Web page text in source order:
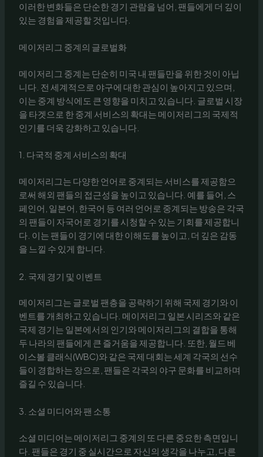
이러한 변화들은 단순한 경기 관람을 넘어, 팬들에게 더 깊이
있는 경험을 제공할 것입니다.
메이저리그 중계의 글로벌화
메이저리그 중계는 단순히 미국 내 팬들만을 위한 것이 아닙
니다. 전 세계적으로 야구에 대한 관심이 높아지고 있으며,
이는 중계 방식에도 큰 영향을 미치고 있습니다. 글로벌 시장
을 타겟으로 한 중계 서비스의 확대는 메이저리그의 국제적
인기를 더욱 강화하고 있습니다.
1. 다국적 중계 서비스의 확대
메이저리그는 다양한 언어로 중계되는 서비스를 제공함으
로써 해외 팬들의 접근성을 높이고 있습니다. 예를 들어, 스
페인어, 일본어, 한국어 등 여러 언어로 중계되는 방송은 각국
의 팬들이 자국어로 경기를 시청할 수 있는 기회를 제공합니
다. 이는 팬들이 경기에 대한 이해도를 높이고, 더 깊은 감동
을 느낄 수 있게 합니다.
2. 국제 경기 및 이벤트
메이저리그는 글로벌 팬층을 공략하기 위해 국제 경기와 이
벤트를 개최하고 있습니다. 메이저리그 일본 시리즈와 같은
국제 경기는 일본에서의 인기와 메이저리그의 결합을 통해
두 나라의 팬들에게 큰 즐거움을 제공합니다. 또한, 월드 베
이스볼 클래식(WBC)와 같은 국제 대회는 세계 각국의 선수
들이 경합하는 장으로, 팬들은 각국의 야구 문화를 비교하며
즐길 수 있습니다.
3. 소셜 미디어와 팬 소통
소셜 미디어는 메이저리그 중계의 또 다른 중요한 측면입니
다. 팬들은 경기 중 실시간으로 자신의 생각을 나누고, 다른